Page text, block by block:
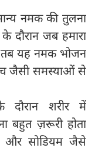
नमक की तुलना
दौरान जब हमारा
तब यह नमक भोजन
जैसी समस्याओं से
दौरान शरीर में
बहुत ज़रूरी होता
और सोडियम जैसे